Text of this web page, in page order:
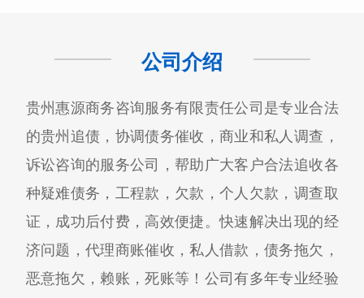
公司介绍
贵州惠源商务咨询服务有限责任公司是专业合法
的贵州追债，协调债务催收，商业和私人调查，
诉讼咨询的服务公司，帮助广大客户合法追收各
种疑难债务，工程款，欠款，个人欠款，调查取
证，成功后付费，高效便捷。快速解决出现的经
济问题，代理商账催收，私人借款，债务拖欠，
恶意拖欠，赖账，死账等！公司有多年专业经验